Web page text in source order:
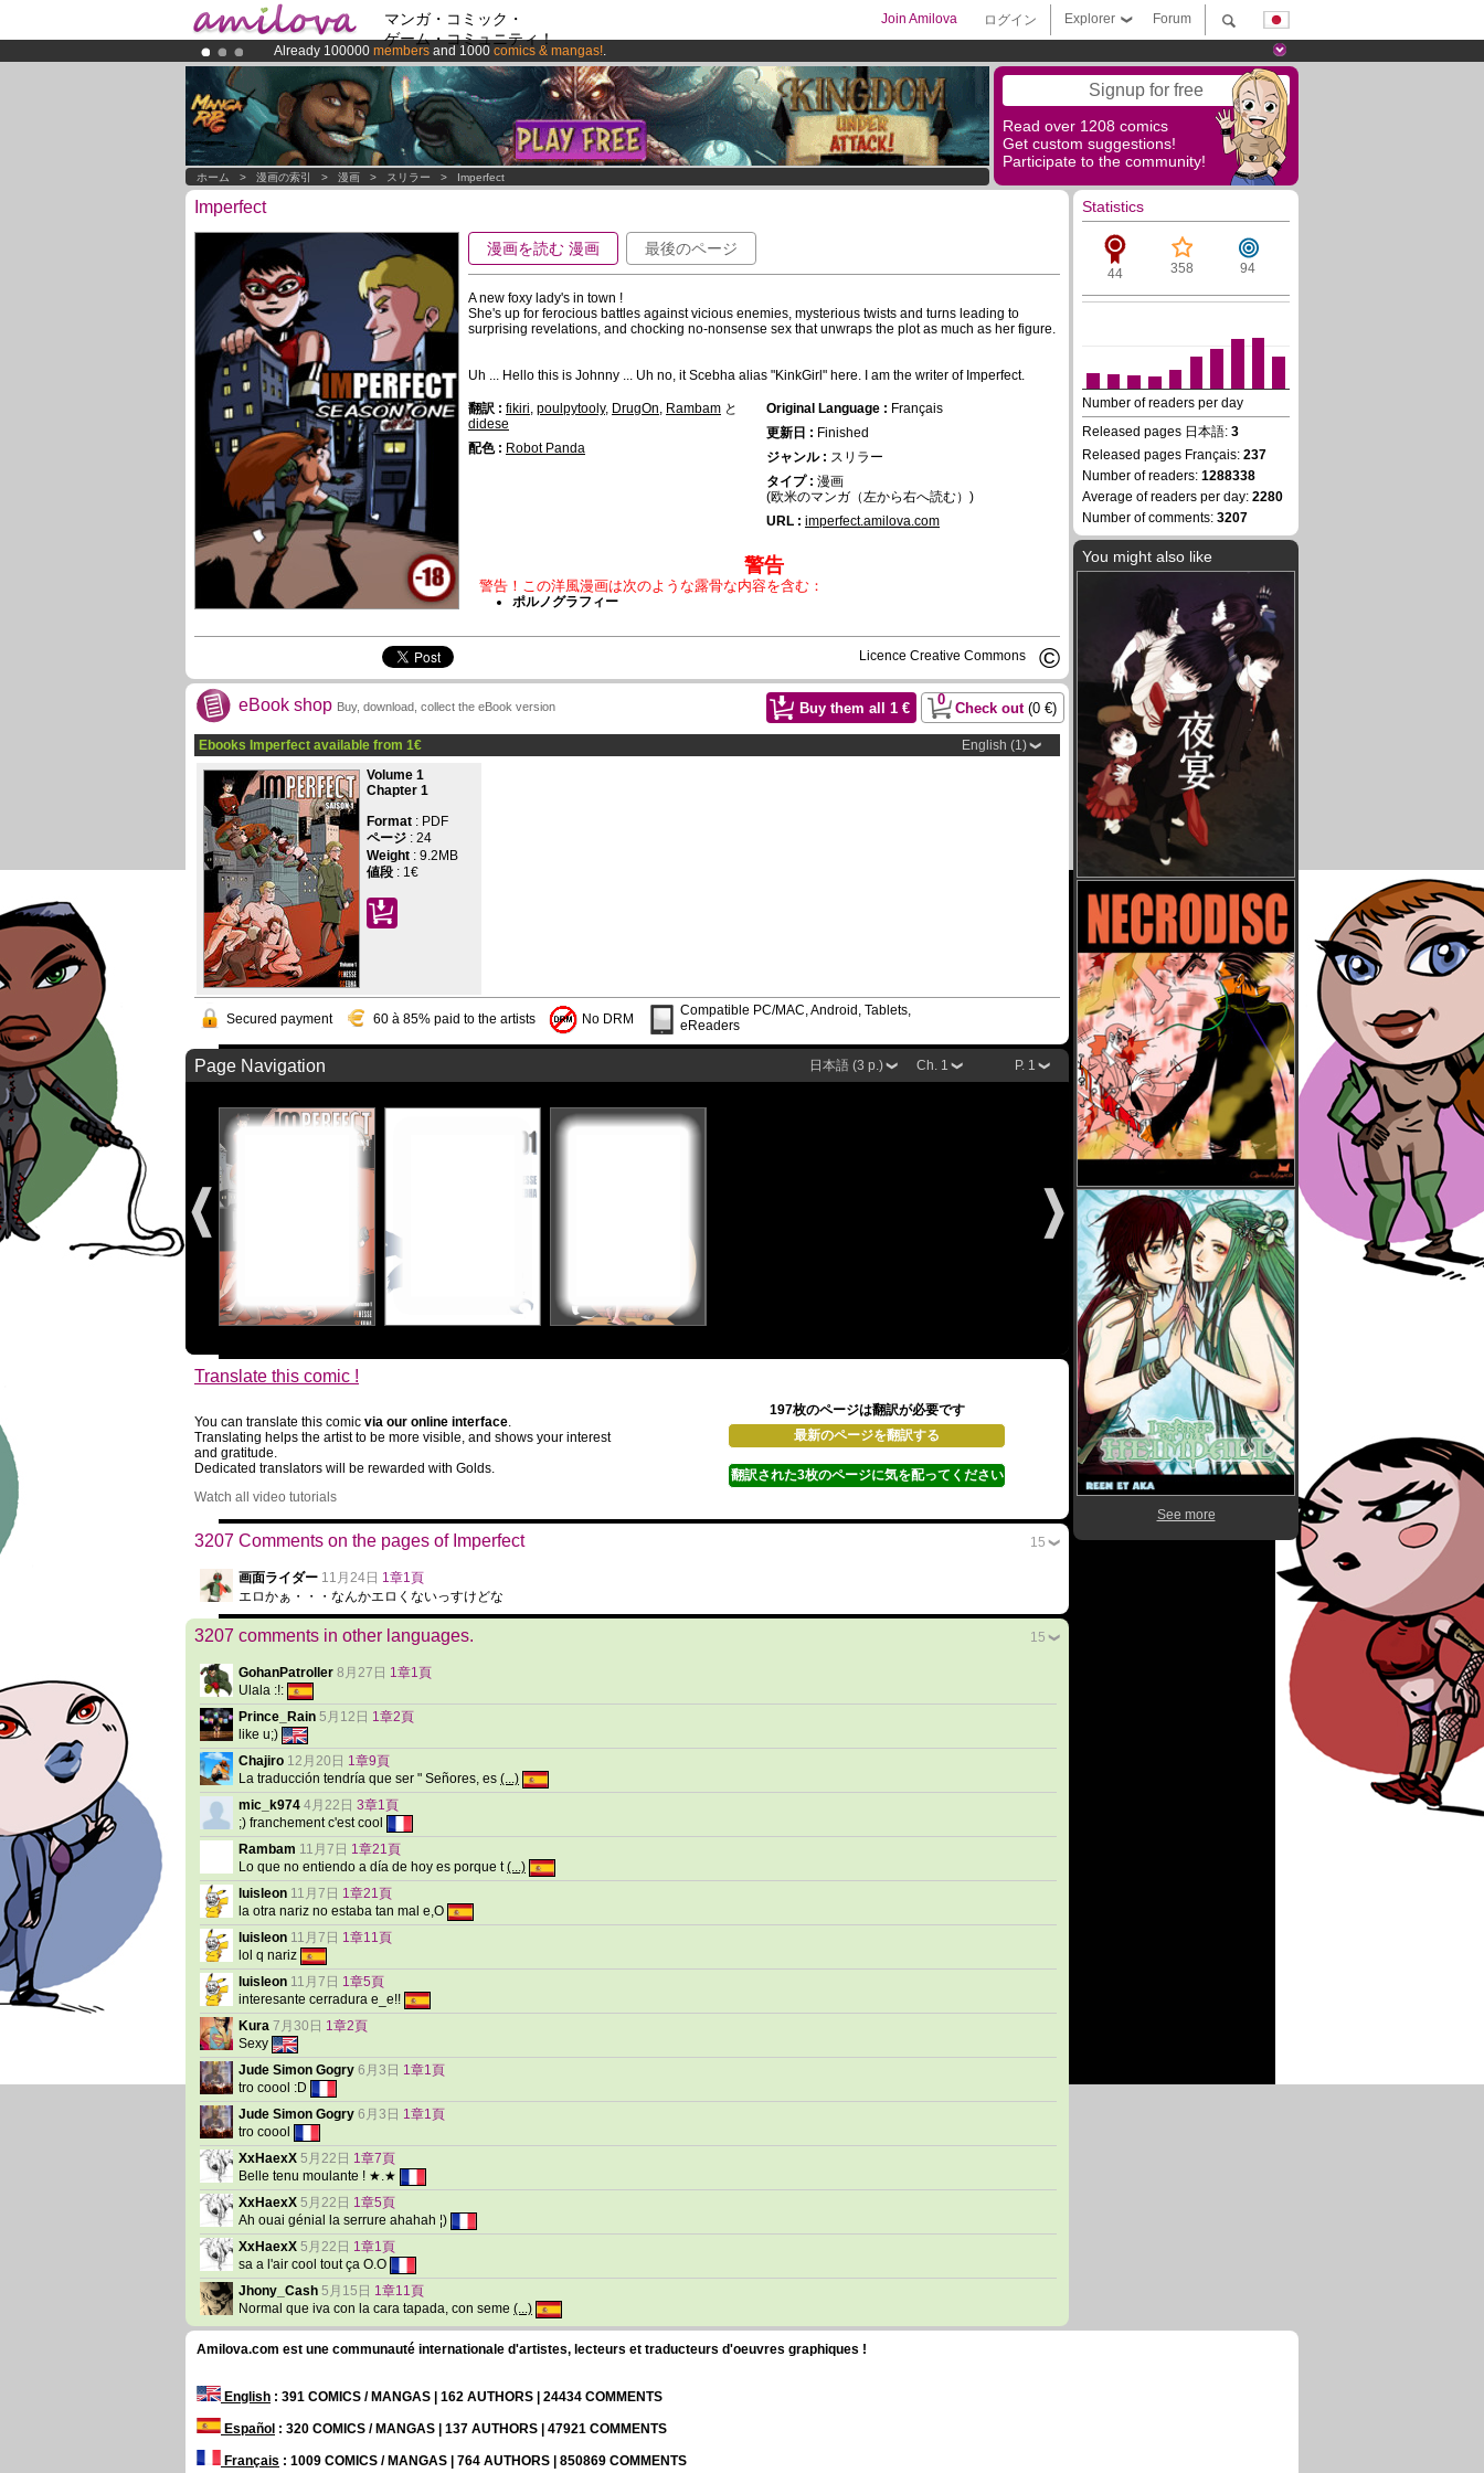
マンガ・コミック・
ゲーム・コミュニティ！
Forum
Explorer
ログイン
Join Amilova
Already 100000 members and 1000 comics & mangas!.
Premium membership from3.95 eurosper month !Get membership now
AmilovaKickstarter is now LIVE!. Signup for free
Read over 1208 comics
Get custom suggestions!
Participate to the community!
ホーム > 漫画の索引 > 漫画 > スリラー > Imperfect
Imperfect
漫画を読む 漫画 最後のページ
A new foxy lady's in town !
She's up for ferocious battles against vicious enemies, mysterious twists and turns leading to
surprising revelations, and chocking no-nonsense sex that unwraps the plot as much as her figure.
Uh ... Hello this is Johnny ... Uh no, it Scebha alias "KinkGirl" here. I am the writer of Imperfect.
翻訳 : fikiri, poulpytooly, DrugOn, Rambam と
didese
配色 : Robot Panda
Original Language : Français
更新日 : Finished
ジャンル : スリラー
タイプ : 漫画
(欧米のマンガ（左から右へ読む）)
URL : imperfect.amilova.com
警告
警告！この洋風漫画は次のような露骨な内容を含む：
ポルノグラフィー
Licence Creative Commons ©
0 Check out (0 €)
Buy them all 1 €
eBook shop Buy, download, collect the eBook version
Ebooks Imperfect available from 1€
English (1)
Volume 1
Chapter 1
Format : PDF
ページ : 24
Weight : 9.2MB
値段 : 1€
Secured payment 60 à 85% paid to the artists No DRM
Compatible PC/MAC, Android, Tablets,
eReaders
P. 1
Ch. 1
日本語 (3 p.)
Page Navigation
Translate this comic !
You can translate this comic via our online interface.
Translating helps the artist to be more visible, and shows your interest
and gratitude.
Dedicated translators will be rewarded with Golds.
Watch all video tutorials
197枚のページは翻訳が必要です
最新のページを翻訳する
翻訳された3枚のページに気を配ってください
15
3207 Comments on the pages of Imperfect
画面ライダー 11月24日 1章1頁
エロかぁ・・・なんかエロくないっすけどな
15
3207 comments in other languages.
GohanPatroller 8月27日 1章1頁
Ulala :!:
Prince_Rain 5月12日 1章2頁
like u;)
Chajiro 12月20日 1章9頁
La traducción tendría que ser " Señores, es (...)
mic_k974 4月22日 3章1頁
;) franchement c'est cool
Rambam 11月7日 1章21頁
Lo que no entiendo a día de hoy es porque t(...)
luisleon 11月7日 1章21頁
la otra nariz no estaba tan mal e,O
luisleon 11月7日 1章11頁
lol q nariz
luisleon 11月7日 1章5頁
interesante cerradura e_e!!
Kura 7月30日 1章2頁
Sexy
Jude Simon Gogry 6月3日 1章1頁
tro coool :D
Jude Simon Gogry 6月3日 1章1頁
tro coool
XxHaexX 5月22日 1章7頁
Belle tenu moulante ! ★.★
XxHaexX 5月22日 1章5頁
Ah ouai génial la serrure ahahah ¦)
XxHaexX 5月22日 1章1頁
sa a l'air cool tout ça O.O
Jhony_Cash 5月15日 1章11頁
Normal que iva con la cara tapada, con seme (...)
Statistics
44 358 94
Number of readers per day
Released pages 日本語: 3
Released pages Français: 237
Number of readers: 1288338
Average of readers per day: 2280
Number of comments: 3207
You might also like
See more
Amilova.com est une communauté internationale d'artistes, lecteurs et traducteurs d'oeuvres graphiques !
English : 391 COMICS / MANGAS | 162 AUTHORS | 24434 COMMENTS
Español : 320 COMICS / MANGAS | 137 AUTHORS | 47921 COMMENTS
Français : 1009 COMICS / MANGAS | 764 AUTHORS | 850869 COMMENTS